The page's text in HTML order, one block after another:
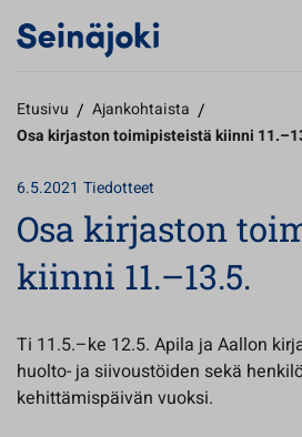
Etusivu / Ajankohtaista /
Osa kirjaston toimipisteistä kiinni
6.5.2021 Tiedotteet
Osa kirjaston
kiinni 11.–13.5.
Ti 11.5.–ke 12.5. Apila ja Aallon
huolto- ja siivoustöiden sekä
kehittämispäivän vuoksi.